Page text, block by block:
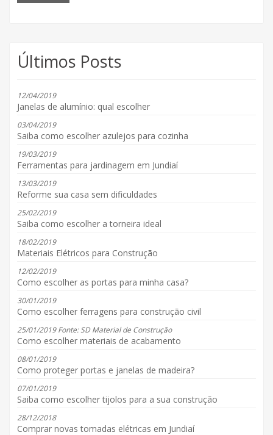
Últimos Posts
12/04/2019
Janelas de alumínio: qual escolher
03/04/2019
Saiba como escolher azulejos para cozinha
19/03/2019
Ferramentas para jardinagem em Jundiaí
13/03/2019
Reforme sua casa sem dificuldades
25/02/2019
Saiba como escolher a torneira ideal
18/02/2019
Materiais Elétricos para Construção
12/02/2019
Como escolher as portas para minha casa?
30/01/2019
Como escolher ferragens para construção civil
25/01/2019 Fonte: SD Material de Construção
Como escolher materiais de acabamento
08/01/2019
Como proteger portas e janelas de madeira?
07/01/2019
Saiba como escolher tijolos para a sua construção
28/12/2018
Comprar novas tomadas elétricas em Jundiaí